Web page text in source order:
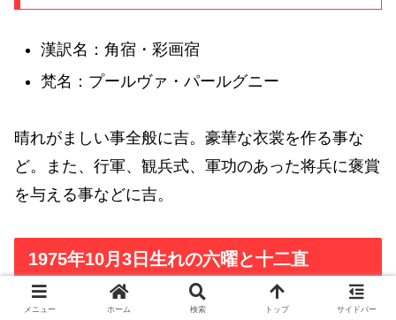
漢訳名：角宿・彩画宿
梵名：プールヴァ・パールグニー
晴れがましい事全般に吉。豪華な衣裳を作る事な
ど。また、行軍、観兵式、軍功のあった将兵に褒賞
を与える事などに吉。
1975年10月3日生れの六曜と十二直
メニュー ホーム 検索 トップ サイドバー